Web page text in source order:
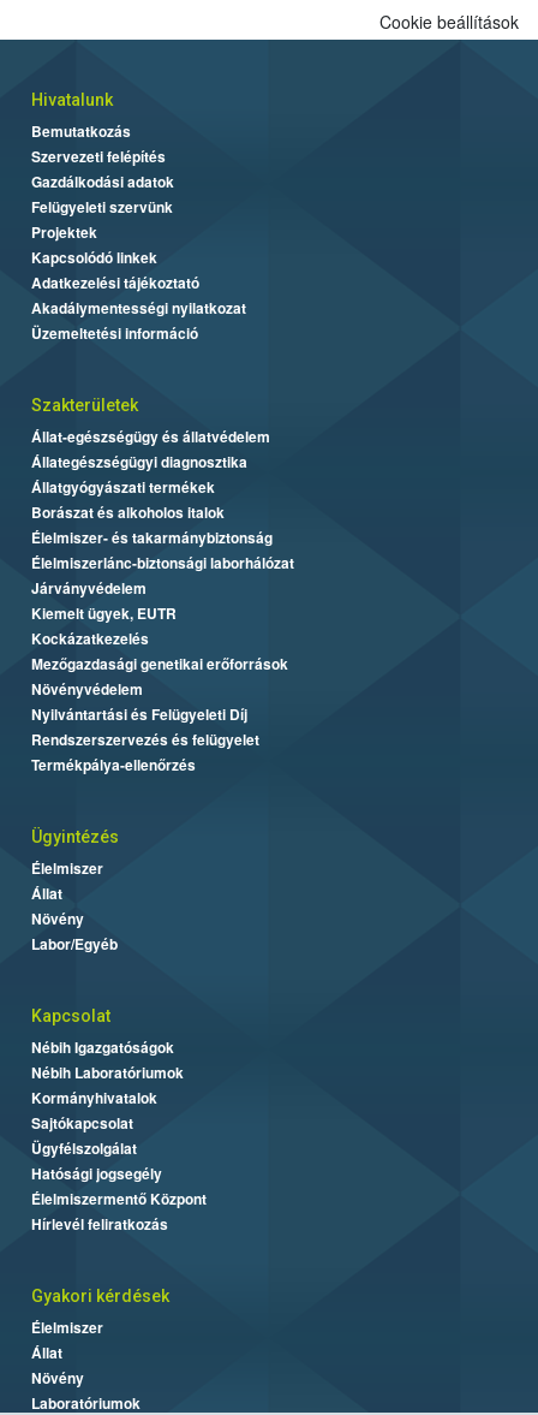
Cookie beállítások
Hivatalunk
Bemutatkozás
Szervezeti felépítés
Gazdálkodási adatok
Felügyeleti szervünk
Projektek
Kapcsolódó linkek
Adatkezelési tájékoztató
Akadálymentességi nyilatkozat
Üzemeltetési információ
Szakterületek
Állat-egészségügy és állatvédelem
Állategészségügyi diagnosztika
Állatgyógyászati termékek
Borászat és alkoholos italok
Élelmiszer- és takarmánybiztonság
Élelmiszerlánc-biztonsági laborhálózat
Járványvédelem
Kiemelt ügyek, EUTR
Kockázatkezelés
Mezőgazdasági genetikai erőforrások
Növényvédelem
Nyilvántartási és Felügyeleti Díj
Rendszerszervezés és felügyelet
Termékpálya-ellenőrzés
Ügyintézés
Élelmiszer
Állat
Növény
Labor/Egyéb
Kapcsolat
Nébih Igazgatóságok
Nébih Laboratóriumok
Kormányhivatalok
Sajtókapcsolat
Ügyfélszolgálat
Hatósági jogsegély
Élelmiszermentő Központ
Hírlevél feliratkozás
Gyakori kérdések
Élelmiszer
Állat
Növény
Laboratóriumok